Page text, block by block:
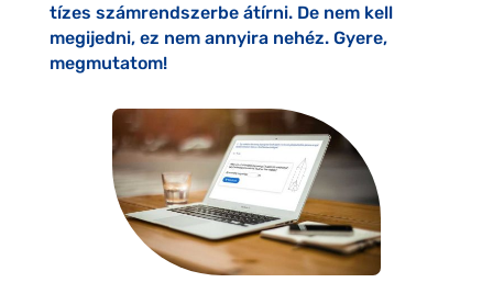
tízes számrendszerbe átírni. De nem kell
megijedni, ez nem annyira nehéz. Gyere,
megmutatom!